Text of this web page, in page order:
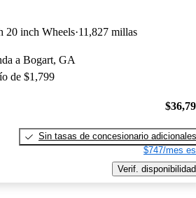
20 inch Wheels 11,827 millas
a Bogart, GA
de $1,799
Sin tasas de concesionario adicionales
$747/mes
Verif. disponibilidad